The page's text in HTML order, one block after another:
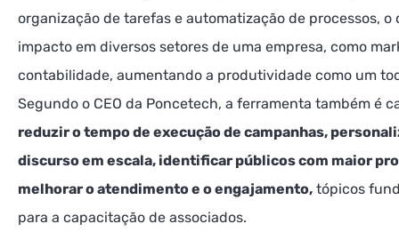
organização de tarefas e automatização de processos, o
impacto em diversos setores de uma empresa, como
contabilidade, aumentando a produtividade como um
Segundo o CEO da Poncetech, a ferramenta também é
reduzir o tempo de execução de campanhas,
discurso em escala, identificar públicos com maior
melhorar o atendimento e o engajamento, tópicos
para a capacitação de associados.